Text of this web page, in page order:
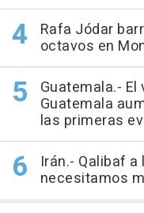
Rafa Jódar
octavos en
Guatemala.- El
Guatemala
las primeras
Irán.- Qalibaf
necesitamos